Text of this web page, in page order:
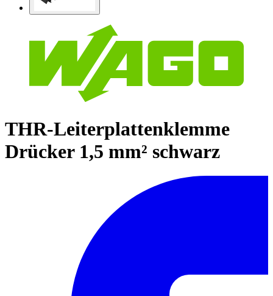
THR-Leiterplattenklemme
Drücker 1,5 mm² schwarz